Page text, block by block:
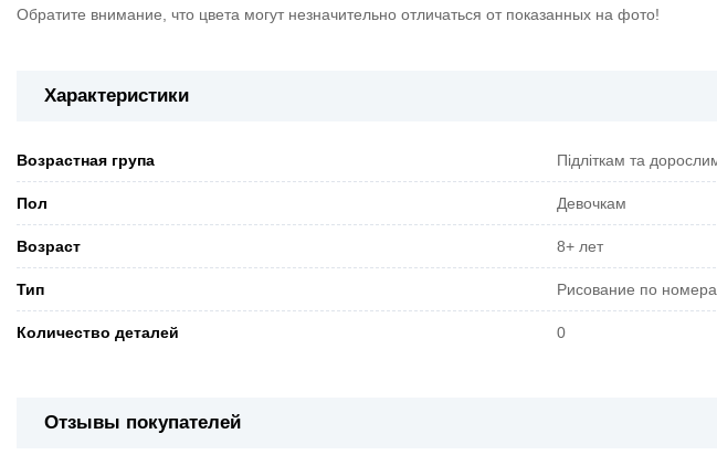
Обратите внимание, что цвета могут незначительно отличаться от показанных на фото!
Характеристики
Возрастная група Підліткам та
Пол Девочкам
Возраст 8+ лет
Тип Рисование по
Количество деталей 0
Отзывы покупателей